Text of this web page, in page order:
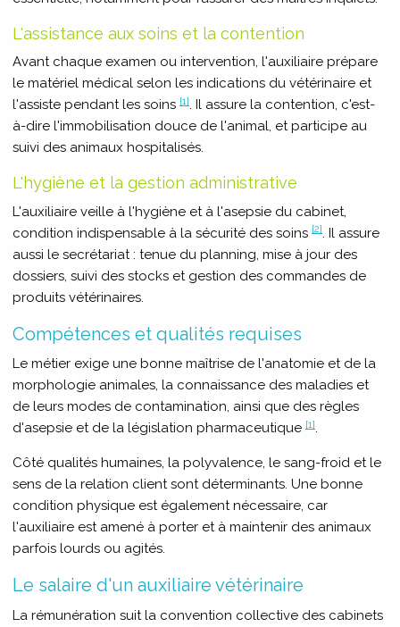
L'assistance aux soins et la contention
Avant chaque examen ou intervention, l'auxiliaire prépare
le matériel médical selon les indications du vétérinaire et
l'assiste pendant les soins [1]. Il assure la contention, c'est-
à-dire l'immobilisation douce de l'animal, et participe au
suivi des animaux hospitalisés.
L'hygiène et la gestion administrative
L'auxiliaire veille à l'hygiène et à l'asepsie du cabinet,
condition indispensable à la sécurité des soins [2]. Il assure
aussi le secrétariat : tenue du planning, mise à jour des
dossiers, suivi des stocks et gestion des commandes de
produits vétérinaires.
Compétences et qualités requises
Le métier exige une bonne maîtrise de l'anatomie et de la
morphologie animales, la connaissance des maladies et
de leurs modes de contamination, ainsi que des règles
d'asepsie et de la législation pharmaceutique [1].
Côté qualités humaines, la polyvalence, le sang-froid et le
sens de la relation client sont déterminants. Une bonne
condition physique est également nécessaire, car
l'auxiliaire est amené à porter et à maintenir des animaux
parfois lourds ou agités.
Le salaire d'un auxiliaire vétérinaire
La rémunération suit la convention collective des cabinets